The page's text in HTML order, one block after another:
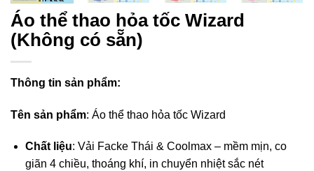
Áo thể thao hỏa tốc Wizard
(Không có sẵn)
Thông tin sản phẩm:
Tên sản phẩm: Áo thể thao hỏa tốc Wizard
Chất liệu: Vải Facke Thái & Coolmax – mềm mịn, co
giãn 4 chiều, thoáng khí, in chuyển nhiệt sắc nét